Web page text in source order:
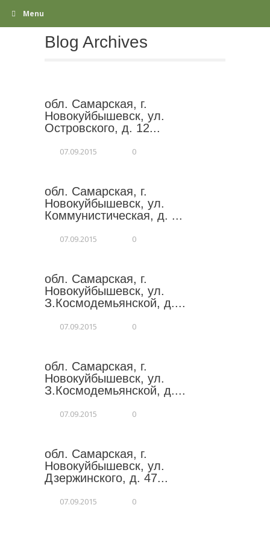
Menu
Blog Archives
обл. Самарская, г.
Новокуйбышевск, ул.
Островского, д. 12...
07.09.2015 0
обл. Самарская, г.
Новокуйбышевск, ул.
Коммунистическая, д. ...
07.09.2015 0
обл. Самарская, г.
Новокуйбышевск, ул.
З.Космодемьянской, д....
07.09.2015 0
обл. Самарская, г.
Новокуйбышевск, ул.
З.Космодемьянской, д....
07.09.2015 0
обл. Самарская, г.
Новокуйбышевск, ул.
Дзержинского, д. 47...
07.09.2015 0